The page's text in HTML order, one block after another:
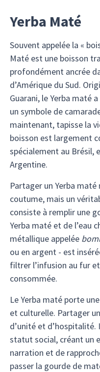
Yerba Maté
Souvent appelée la «
Maté est une boisson
profondément ancrée
d’Amérique du Sud.
Guarani, le Yerba maté
un symbole de
maintenant, tapisse la
boisson est largement
spécialement au Brésil,
Argentine.
Partager un Yerba maté
coutume, mais un
consiste à remplir une
Yerba maté et de l’eau
métallique appelée
ou en argent - est
filtrer l’infusion au fur
consommée.
Le Yerba maté porte
et culturelle. Partager
d’unité et d’hospitalité.
statut social, créant un
narration et de
passer la gourde de